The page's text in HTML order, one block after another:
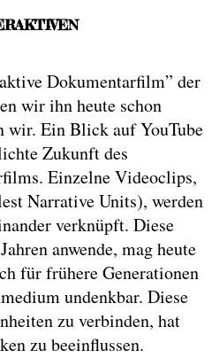
Dokumentarfilm” der
wir ihn heute schon
wir. Ein Blick auf YouTube
Zukunft des
Einzelne Videoclips,
Narrative Units), werden
verknüpft. Diese
anwende, mag heute
für frühere Generationen
undenkbar. Diese
zu verbinden, hat
zu beeinflussen.